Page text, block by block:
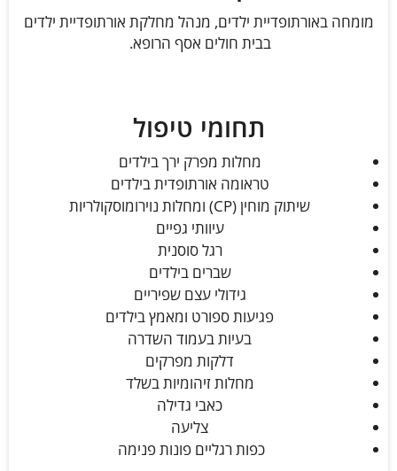
מומחה באורתופדיית ילדים, מנהל מחלקת אורתופדיית ילדים
בבית חולים אסף הרופא.
תחומי טיפול
מחלות מפרק ירך בילדים
טראומה אורתופדית בילדים
שיתוק מוחין (CP) ומחלות נוירומוסקולריות
עיוותי גפיים
רגל סוסנית
שברים בילדים
גידולי עצם שפיריים
פגיעות ספורט ומאמץ בילדים
בעיות בעמוד השדרה
דלקות מפרקים
מחלות זיהומיות בשלד
כאבי גדילה
צליעה
כפות רגליים פונות פנימה